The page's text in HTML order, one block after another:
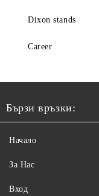
Dixon stands
Career
Бързи връзки:
Начало
За Нас
Вход